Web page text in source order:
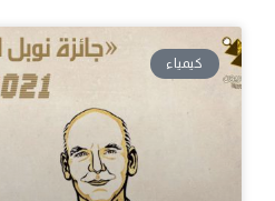
كيمياء